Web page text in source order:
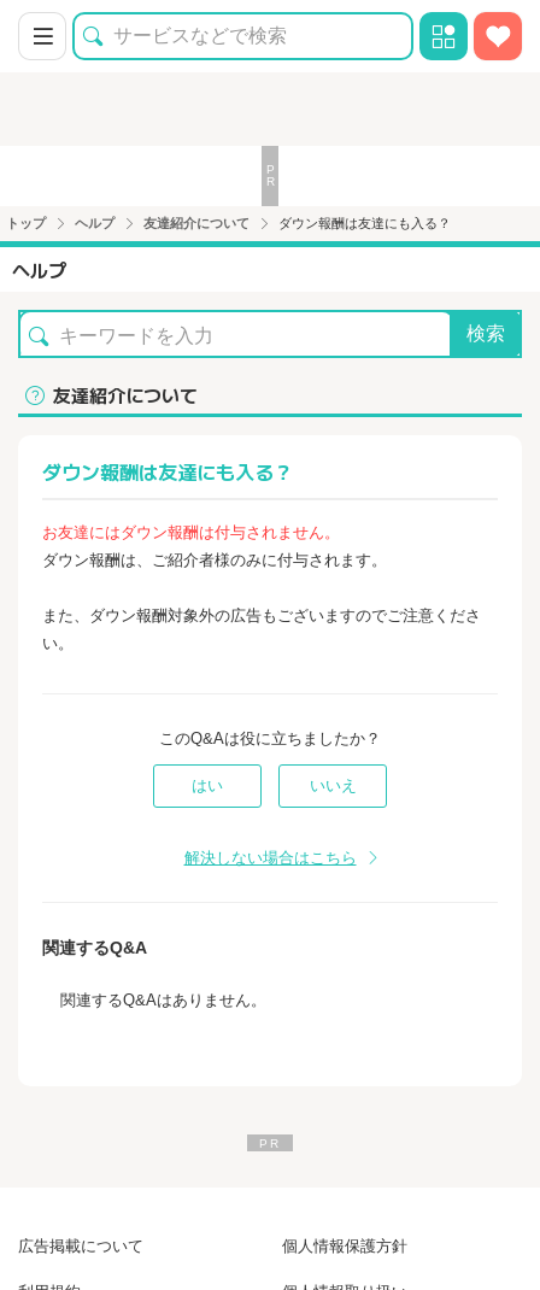
トップ ヘルプ 友達紹介について ダウン報酬は友達にも入る？
ヘルプ
検索
友達紹介について
ダウン報酬は友達にも入る？
お友達にはダウン報酬は付与されません。
ダウン報酬は、ご紹介者様のみに付与されます。
また、ダウン報酬対象外の広告もございますのでご注意くださ
い。
このQ&Aは役に立ちましたか？
はい いいえ
解決しない場合はこちら
関連するQ&A
関連するQ&Aはありません。
広告掲載について 個人情報保護方針